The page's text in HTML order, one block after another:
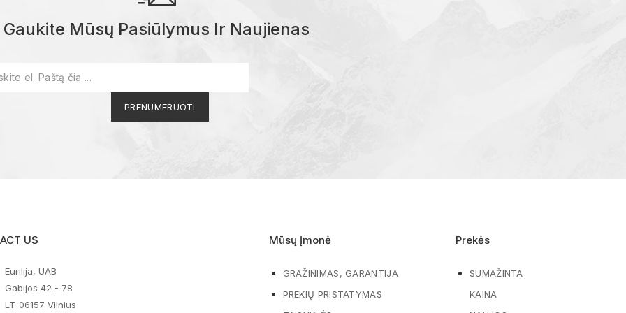
Gaukite Mūsų Pasiūlymus Ir Naujienas
Prekės
SUMAŽINTA
KAINA
Mūsų Įmonė
GRAŽINIMAS, GARANTIJA
PREKIŲ PRISTATYMAS
US
Eurilija, UAB
Gabijos 42 - 78
LT-06157 Vilnius